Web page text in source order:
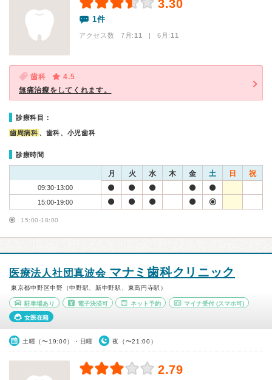
3.30
1件
アクセス数 7月:11 | 6月:11
歯科
4.5
無痛治療をしてくれます。
診療科目：
歯周病科 、歯科、小児歯科
診療時間
月 火 水 木 金 土 日 祝
09:30-13:00
15:00-19:00
15:00-18:00
医療法人社団真波会 マナミ歯科クリニック
東京都中野区中野（中野駅、新中野駅、東高円寺駅）
駐車場あり 電子決済可 ネット予約 マイナ受付 (スマホ可)
女医在籍
土曜（〜19:00）・日曜 夜（〜21:00）
2.79